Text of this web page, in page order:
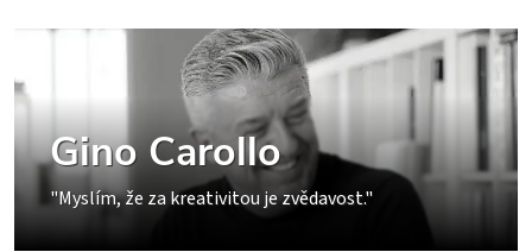
Gino Carollo
"Myslím, že za kreativitou je zvědavost."